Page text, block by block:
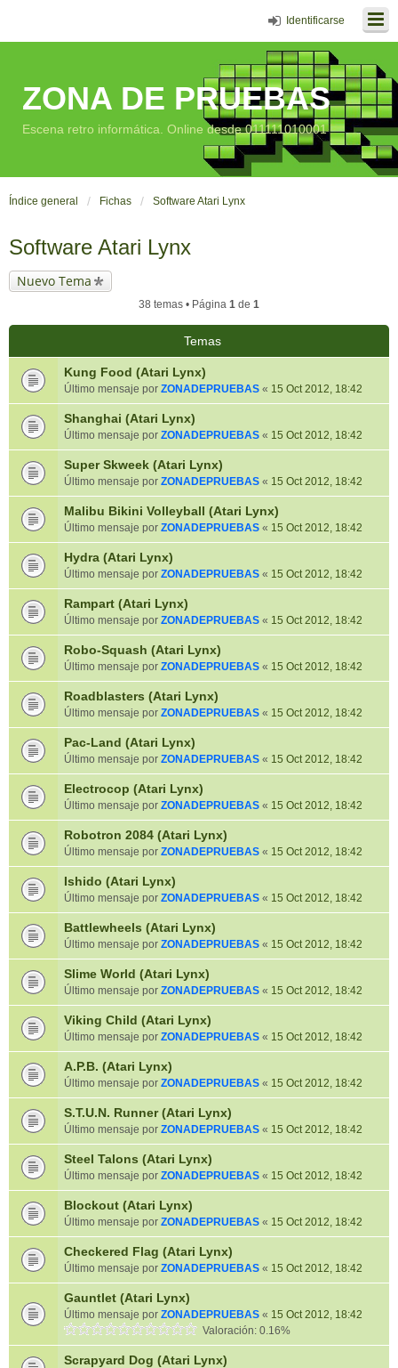
Identificarse
ZONA DE PRUEBAS
Escena retro informática. Online desde 011111010001
Índice general Fichas Software Atari Lynx
Software Atari Lynx
Nuevo Tema
38 temas • Página 1 de 1
Temas
Kung Food (Atari Lynx)
Último mensaje por ZONADEPRUEBAS « 15 Oct 2012, 18:42
Shanghai (Atari Lynx)
Último mensaje por ZONADEPRUEBAS « 15 Oct 2012, 18:42
Super Skweek (Atari Lynx)
Último mensaje por ZONADEPRUEBAS « 15 Oct 2012, 18:42
Malibu Bikini Volleyball (Atari Lynx)
Último mensaje por ZONADEPRUEBAS « 15 Oct 2012, 18:42
Hydra (Atari Lynx)
Último mensaje por ZONADEPRUEBAS « 15 Oct 2012, 18:42
Rampart (Atari Lynx)
Último mensaje por ZONADEPRUEBAS « 15 Oct 2012, 18:42
Robo-Squash (Atari Lynx)
Último mensaje por ZONADEPRUEBAS « 15 Oct 2012, 18:42
Roadblasters (Atari Lynx)
Último mensaje por ZONADEPRUEBAS « 15 Oct 2012, 18:42
Pac-Land (Atari Lynx)
Último mensaje por ZONADEPRUEBAS « 15 Oct 2012, 18:42
Electrocop (Atari Lynx)
Último mensaje por ZONADEPRUEBAS « 15 Oct 2012, 18:42
Robotron 2084 (Atari Lynx)
Último mensaje por ZONADEPRUEBAS « 15 Oct 2012, 18:42
Ishido (Atari Lynx)
Último mensaje por ZONADEPRUEBAS « 15 Oct 2012, 18:42
Battlewheels (Atari Lynx)
Último mensaje por ZONADEPRUEBAS « 15 Oct 2012, 18:42
Slime World (Atari Lynx)
Último mensaje por ZONADEPRUEBAS « 15 Oct 2012, 18:42
Viking Child (Atari Lynx)
Último mensaje por ZONADEPRUEBAS « 15 Oct 2012, 18:42
A.P.B. (Atari Lynx)
Último mensaje por ZONADEPRUEBAS « 15 Oct 2012, 18:42
S.T.U.N. Runner (Atari Lynx)
Último mensaje por ZONADEPRUEBAS « 15 Oct 2012, 18:42
Steel Talons (Atari Lynx)
Último mensaje por ZONADEPRUEBAS « 15 Oct 2012, 18:42
Blockout (Atari Lynx)
Último mensaje por ZONADEPRUEBAS « 15 Oct 2012, 18:42
Checkered Flag (Atari Lynx)
Último mensaje por ZONADEPRUEBAS « 15 Oct 2012, 18:42
Gauntlet (Atari Lynx)
Último mensaje por ZONADEPRUEBAS « 15 Oct 2012, 18:42
Valoración: 0.16%
Scrapyard Dog (Atari Lynx)